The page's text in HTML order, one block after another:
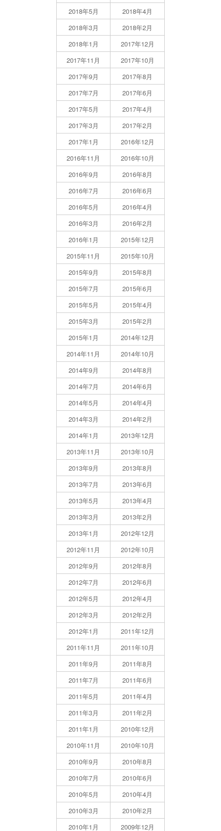
2018年5月
2018年4月
2018年3月
2018年2月
2018年1月
2017年12月
2017年11月
2017年10月
2017年9月
2017年8月
2017年7月
2017年6月
2017年5月
2017年4月
2017年3月
2017年2月
2017年1月
2016年12月
2016年11月
2016年10月
2016年9月
2016年8月
2016年7月
2016年6月
2016年5月
2016年4月
2016年3月
2016年2月
2016年1月
2015年12月
2015年11月
2015年10月
2015年9月
2015年8月
2015年7月
2015年6月
2015年5月
2015年4月
2015年3月
2015年2月
2015年1月
2014年12月
2014年11月
2014年10月
2014年9月
2014年8月
2014年7月
2014年6月
2014年5月
2014年4月
2014年3月
2014年2月
2014年1月
2013年12月
2013年11月
2013年10月
2013年9月
2013年8月
2013年7月
2013年6月
2013年5月
2013年4月
2013年3月
2013年2月
2013年1月
2012年12月
2012年11月
2012年10月
2012年9月
2012年8月
2012年7月
2012年6月
2012年5月
2012年4月
2012年3月
2012年2月
2012年1月
2011年12月
2011年11月
2011年10月
2011年9月
2011年8月
2011年7月
2011年6月
2011年5月
2011年4月
2011年3月
2011年2月
2011年1月
2010年12月
2010年11月
2010年10月
2010年9月
2010年8月
2010年7月
2010年6月
2010年5月
2010年4月
2010年3月
2010年2月
2010年1月
2009年12月